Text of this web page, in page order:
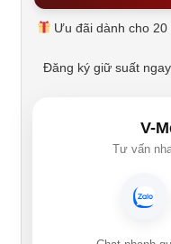
Ưu đãi dành cho
Đăng ký giữ suất
V-
Tư vấn